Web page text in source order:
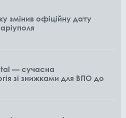
змінив офіційну дату
— сучасна
зі знижками для ВПО до